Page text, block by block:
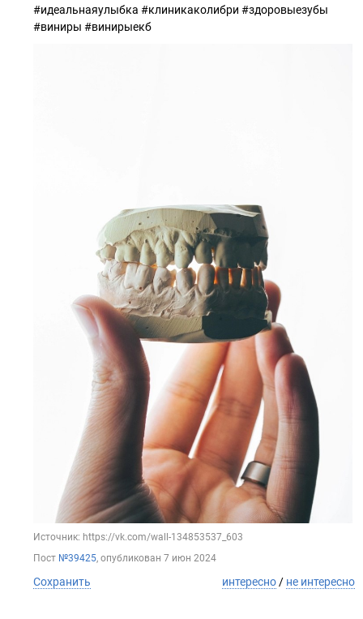
#идеальнаяулыбка #клиникаколибри #здоровыезубы
#виниры #винирыекб
Источник: https://vk.com/wall-134853537_603
Пост №39425, опубликован 7 июн 2024
Сохранить интересно / не интересно